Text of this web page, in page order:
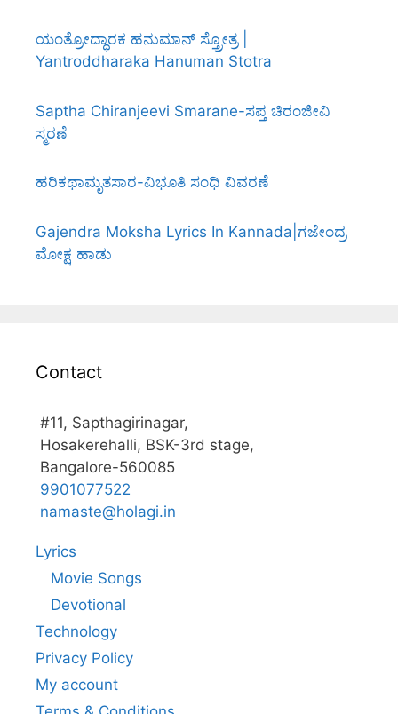
ಯಂತ್ರೋದ್ಧಾರಕ ಹನುಮಾನ್ ಸ್ತ್ರೋತ್ರ |
Yantroddharaka Hanuman Stotra
Saptha Chiranjeevi Smarane-ಸಪ್ತ ಚಿರಂಜೀವಿ
ಸ್ಮರಣೆ
ಹರಿಕಥಾಮೃತಸಾರ-ವಿಭೂತಿ ಸಂಧಿ ವಿವರಣೆ
Gajendra Moksha Lyrics In Kannada|ಗಜೇಂದ್ರ
ಮೋಕ್ಷ ಹಾಡು
Contact
#11, Sapthagirinagar,
Hosakerehalli, BSK-3rd stage,
Bangalore-560085
9901077522
namaste@holagi.in
Lyrics
Movie Songs
Devotional
Technology
Privacy Policy
My account